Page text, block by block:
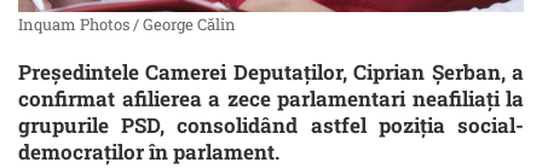
Inquam Photos / George Călin
Președintele Camerei Deputaților, Ciprian Șerban, a
confirmat afilierea a zece parlamentari neafiliați la
grupurile PSD, consolidând astfel poziția social-
democraților în parlament.